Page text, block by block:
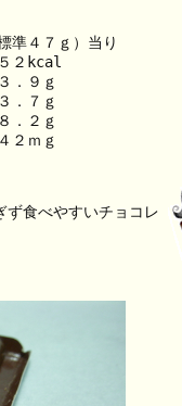
準４７ｇ）当り
２kcal
．９ｇ
．７ｇ
．２ｇ
２ｍｇ
ず食べやすいチョコレ